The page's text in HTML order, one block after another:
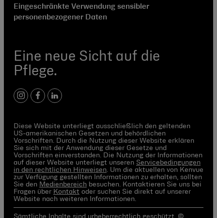
Eine neue Sicht auf die
Pflege.
Instagram
Facebook
LinkedIn
Eingeschränkte Verwendung sensibler
personenbezogener Daten
Diese Website unterliegt ausschließlich den geltenden
US-amerikanischen Gesetzen und behördlichen
Vorschriften. Durch die Nutzung dieser Website erklären
Sie sich mit der Anwendung dieser Gesetze und
Vorschriften einverstanden. Die Nutzung der Informationen
auf dieser Website unterliegt unseren Servicebedingungen
in den rechtlichen Hinweisen . Um die aktuellen von Kenvue
zur Verfügung gestellten Informationen zu erhalten, sollten
Sie den Medienbereich besuchen. Kontaktieren Sie uns bei
Fragen über Kontakt oder suchen Sie direkt auf unserer
Website nach weiteren Informationen.
Sämtliche Inhalte sind urheberrechtlich geschützt. ©